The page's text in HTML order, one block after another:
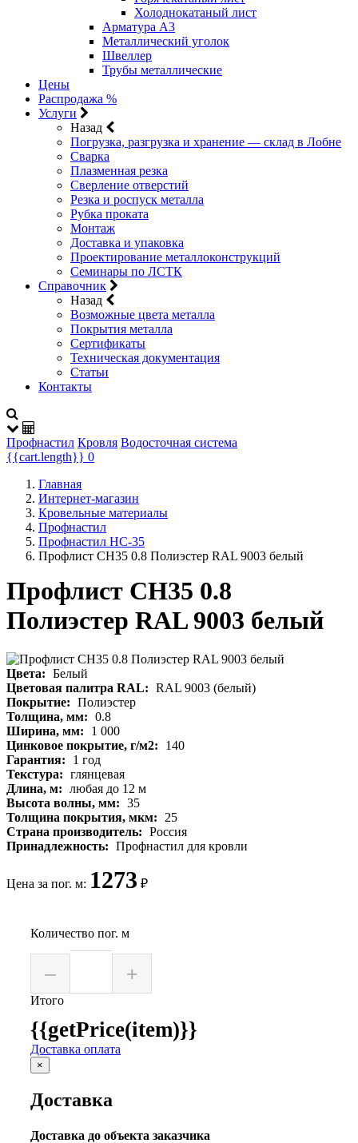
Холоднокатаный лист
Арматура А3
Металлический уголок
Швеллер
Трубы металлические
Цены
Распродажа %
Услуги
Назад
Погрузка, разгрузка и хранение — склад в Лобне
Сварка
Плазменная резка
Сверление отверстий
Резка и роспуск металла
Рубка проката
Монтаж
Доставка и упаковка
Проектирование металлоконструкций
Семинары по ЛСТК
Справочник
Назад
Возможные цвета металла
Покрытия металла
Сертификаты
Техническая документация
Статьи
Контакты
Профнастил Кровля Водосточная система
{{cart.length}} 0
Главная
Интернет-магазин
Кровельные материалы
Профнастил
Профнастил НС-35
Профлист СН35 0.8 Полиэстер RAL 9003 белый
Профлист СН35 0.8
Полиэстер RAL 9003 белый
Цвета: Белый
Цветовая палитра RAL: RAL 9003 (белый)
Покрытие: Полиэстер
Толщина, мм: 0.8
Ширина, мм:
1 000
Цинковое покрытие, г/м2:
140
Гарантия:
1 год
Текстура: глянцевая
Длина, м: любая до 12 м
Высота волны, мм: 35
Толщина покрытия, мкм: 25
Страна производитель: Россия
Принадлежность: Профнастил для кровли
Цена за пог. м: 1273 ₽
Количество пог. м
– +
Итого
{{getPrice(item)}}
Доставка оплата
×
Доставка
Доставка до объекта заказчика